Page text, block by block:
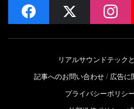
facebook
リアルサウンドテック
記事へのお問い合わせ
広告に
プライバシーポリシー